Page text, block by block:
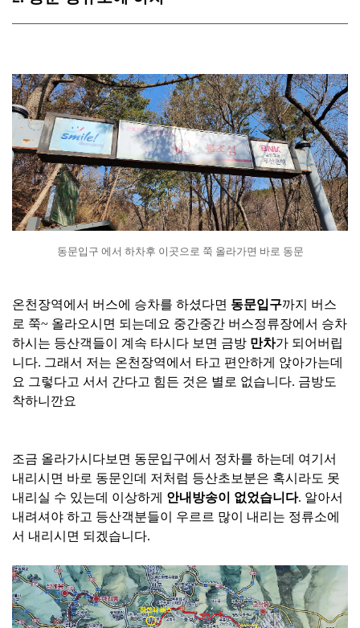
동문입구 에서 하차후 이곳으로 쭉 올라가면 바로 동문
온천장역에서 버스에 승차를 하셨다면 동문입구까지 버스
로 쭉~ 올라오시면 되는데요 중간중간 버스정류장에서 승차
하시는 등산객들이 계속 타시다 보면 금방 만차가 되어버립
니다. 그래서 저는 온천장역에서 타고 편안하게 앉아가는데
요 그렇다고 서서 간다고 힘든 것은 별로 없습니다. 금방도
착하니깐요
조금 올라가시다보면 동문입구에서 정차를 하는데 여기서
내리시면 바로 동문인데 저처럼 등산초보분은 혹시라도 못
내리실 수 있는데 이상하게 안내방송이 없었습니다. 알아서
내려셔야 하고 등산객분들이 우르르 많이 내리는 정류소에
서 내리시면 되겠습니다.